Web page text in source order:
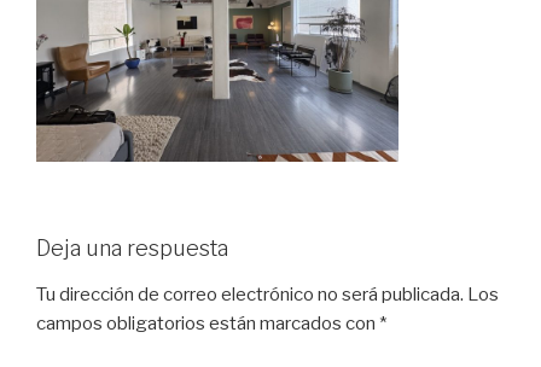
Deja una respuesta
Tu dirección de correo electrónico no será publicada. Los
campos obligatorios están marcados con *